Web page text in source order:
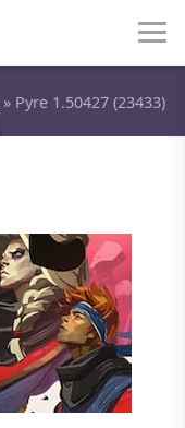
» Pyre 1.50427 (23433)